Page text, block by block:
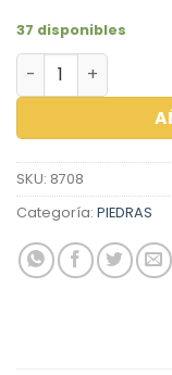
37 disponibles
ZIRCON REDONDO
SKU: 8708
Categoría: PIEDRAS